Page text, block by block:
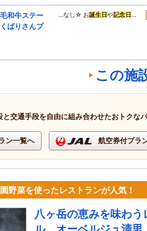
和牛ステー
ばりさんプ
…なし☆ お誕生日や記念日 …
この施
と交通手段を自由に組み合わせたおトクな
ン一覧へ 航空券付プラ
野菜を使ったレストランが人気！
八ヶ岳の恵みを味わ